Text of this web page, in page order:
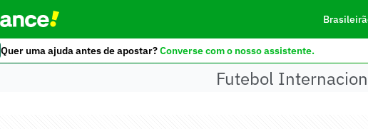
Quer uma ajuda antes de apostar?Converse com o nosso assistente.
Futebol